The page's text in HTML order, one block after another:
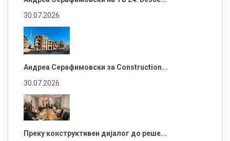
30.07.2026
Андреа Серафимовски за Construction...
30.07.2026
Преку конструктивен дијалог до реше...